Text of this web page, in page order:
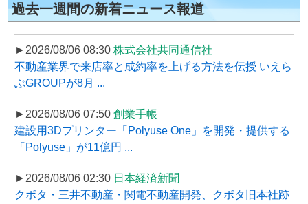
過去一週間の新着ニュース報道
►2026/08/06 08:30 株式会社共同通信社
不動産業界で来店率と成約率を上げる方法を伝授 いえら
ぶGROUPが8月 ...
►2026/08/06 07:50 創業手帳
建設用3Dプリンター「Polyuse One」を開発・提供する
「Polyuse」が11億円 ...
►2026/08/06 02:30 日本経済新聞
クボタ・三井不動産・関電不動産開発、クボタ旧本社跡